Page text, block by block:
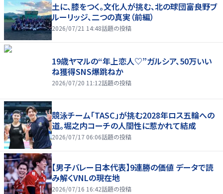
土に、膝をつく。文化人が挑む、北の球団――富良野ブ
ルーリッジ、二つの真実（前編）
2026/07/21 14:48話題の投稿
19歳ヤマルの“年上恋人♡”ガルシア、50万いい
ね獲得SNS爆跳ねか
2026/07/20 11:12話題の投稿
競泳チーム「TASC」が挑む2028年ロス五輪への
道。堀之内コーチの人間性に惹かれて結成
2026/07/17 06:06話題の投稿
【男子バレー日本代表】9連勝の価値 データで読
み解くVNLの現在地
2026/07/16 16:42話題の投稿